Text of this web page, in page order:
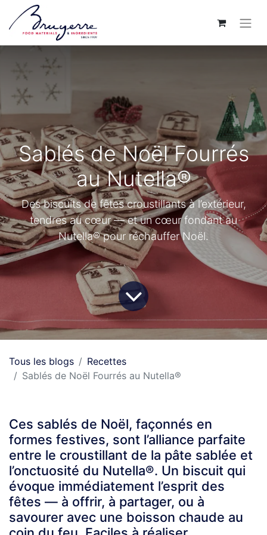
Sablés de Noël Fourrés
au Nutella®
Des biscuits de fêtes croustillants à l’extérieur,
tendres au cœur — et un cœur fondant au
Nutella® pour réchauffer Noël.
Tous les blogs
Recettes
Sablés de Noël Fourrés au Nutella®
Ces sablés de Noël, façonnés en
formes festives, sont l’alliance parfaite
entre le croustillant de la pâte sablée et
l’onctuosité du Nutella®. Un biscuit qui
évoque immédiatement l’esprit des
fêtes — à offrir, à partager, ou à
savourer avec une boisson chaude au